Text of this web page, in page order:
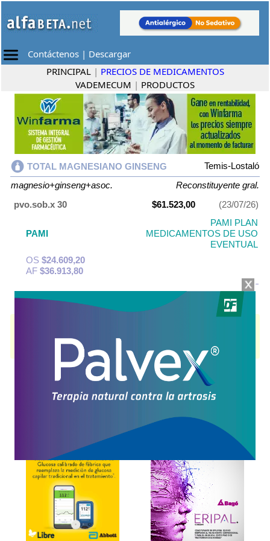
Contáctenos | Descargar
PRINCIPAL | PRECIOS DE MEDICAMENTOS
VADEMECUM | PRODUCTOS
TOTAL MAGNESIANO GINSENG
Temis-Lostaló
magnesio+ginseng+asoc.
Reconstituyente gral.
pvo.sob.x 30
$61.523,00 (23/07/26)
PAMI
PAMI PLAN
MEDICAMENTOS DE USO
EVENTUAL
OS $24.609,20
AF $36.913,80
se indica comoReconstituyente gral.
cuenta con 1 presentación disponible.
Explorar más
Otros productos conmagnesio+ginseng+asoc.
Otros productos de